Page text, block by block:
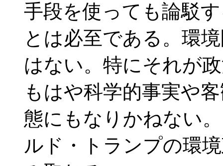
手段を使っても論駁
とは必至である。環
はない。特にそれが
もはや科学的事実や
態にもなりかねない
ルド・トランプの環